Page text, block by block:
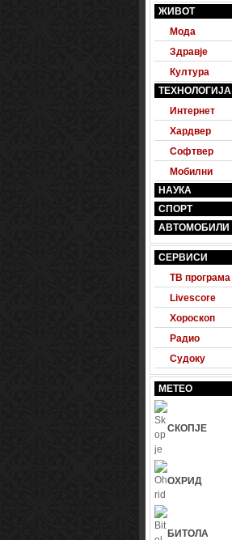
ЖИВОТ
Мода
Здравје
Култура
ТЕХНОЛОГИЈА
Интернет
Хардвер
Софтвер
Мобилни
НАУКА
СПОРТ
АВТОМОБИЛИ
СЕРВИСИ
ТВ програма
Livescore
Хороскоп
Радио
Судоку
МЕТЕО
СКОПЈЕ
ОХРИД
БИТОЛА